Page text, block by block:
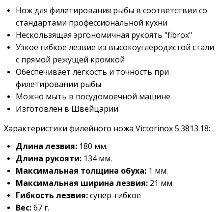
Нож для филетирования рыбы в соответствии со
стандартами профессиональной кухни
Нескользящая эргономичная рукоять "fibrox"
Узкое гибкое лезвие из высокоуглеродистой стали
с прямой режущей кромкой
Обеспечивает легкость и точность при
филетировании рыбы
Можно мыть в посудомоечной машине
Изготовлен в Швейцарии
Характеристики филейного ножа Victorinox 5.3813.18:
Длина лезвия: 180 мм.
Длина рукояти: 134мм.
Максимальная толщина обуха: 1 мм.
Максимальная ширина лезвия: 21 мм.
Гибкость лезвия:супер-гибкое
Вес:67 г.